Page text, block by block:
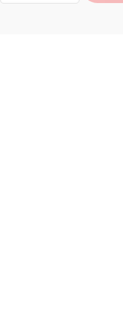
трапезен